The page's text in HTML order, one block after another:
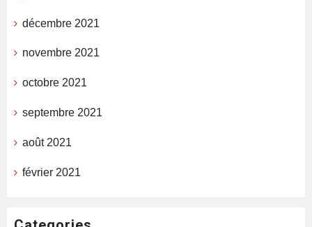
décembre 2021
novembre 2021
octobre 2021
septembre 2021
août 2021
février 2021